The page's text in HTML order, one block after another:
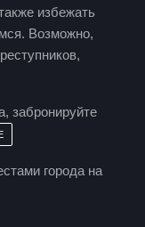
избежать
Возможно,
забронируйте
города на